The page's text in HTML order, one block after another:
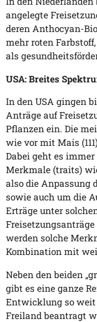
angelegte
deren Anthocyan-
mehr roten
als
USA: Breites
In den USA gingen
Anträge auf
Pflanzen ein. Die
wie vor mit Mais
Dabei geht es
Merkmale (traits)
also die Anpassung
sowie auch um die
Erträge unter
werden solche
Kombination mit
Neben den beiden
gibt es eine ganze
Entwicklung so weit
Freiland beantragt